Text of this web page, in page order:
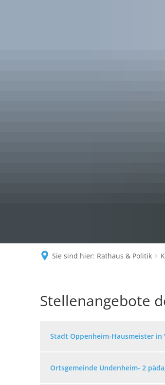
Sie sind hier: Rathaus & Politik
Stellenangebote
Ortsgemeinden
Stellenangebote
Stadt Oppenheim-Hausmeister in
Ortsgemeinde Undenheim- 2